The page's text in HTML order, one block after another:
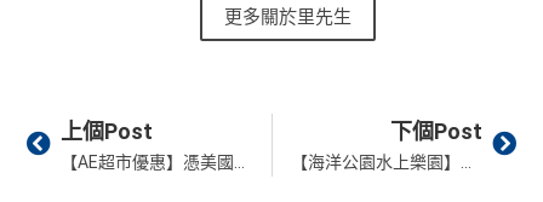
更多關於里先生
Prev
上個Post
【AE超市優惠】憑美國運通信用卡於百佳/惠康/華潤萬家超級市場滿HK$300可享HK$30簽賬回贈
下個Post
【海洋公園水上樂園】海洋公園水上樂園9月21日正式開幕！17米高八彩天梯夠刺激！5大主題區域+27個室內及戶外玩樂設施介紹一覽！